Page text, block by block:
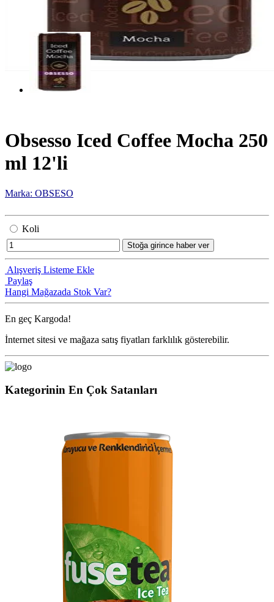
Obsesso Iced Coffee Mocha 250
ml 12'li
Marka: OBSESO
Koli
Stoğa girince haber ver
Alışveriş Listeme Ekle
Paylaş
Hangi Mağazada Stok Var?
En geç Kargoda!
İnternet sitesi ve mağaza satış fiyatları farklılık gösterebilir.
Kategorinin En Çok Satanları